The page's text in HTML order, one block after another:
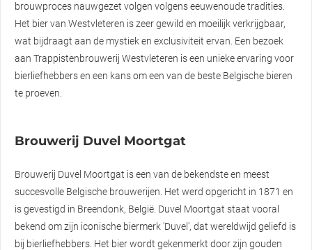
brouwproces nauwgezet volgen volgens eeuwenoude tradities.
Het bier van Westvleteren is zeer gewild en moeilijk verkrijgbaar,
wat bijdraagt aan de mystiek en exclusiviteit ervan. Een bezoek
aan Trappistenbrouwerij Westvleteren is een unieke ervaring voor
bierliefhebbers en een kans om een van de beste Belgische bieren
te proeven.
Brouwerij Duvel Moortgat
Brouwerij Duvel Moortgat is een van de bekendste en meest
succesvolle Belgische brouwerijen. Het werd opgericht in 1871 en
is gevestigd in Breendonk, België. Duvel Moortgat staat vooral
bekend om zijn iconische biermerk 'Duvel', dat wereldwijd geliefd is
bij bierliefhebbers. Het bier wordt gekenmerkt door zijn gouden